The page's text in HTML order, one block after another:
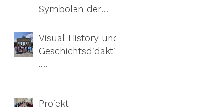
Symbolen der
ennen,
umgestalten oder
Visual History und
Geschichtsdidaktik
.
der Republik
Projekt